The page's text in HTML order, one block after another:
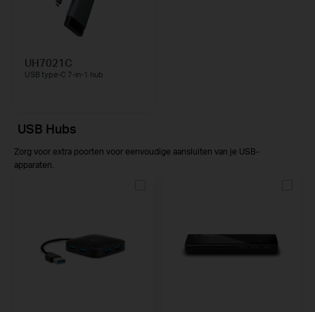
UH7021C
USB type-C 7-in-1 hub
USB Hubs
Zorg voor extra poorten voor eenvoudige aansluiten van je USB-
apparaten.